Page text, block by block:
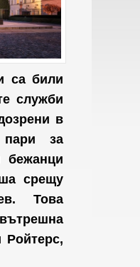
са били
служби
в
пари за
бежанци
срещу
Това
Ройтерс,